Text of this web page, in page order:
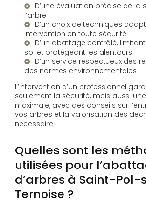
D’une évaluation précise de la
l’arbre
D’un choix de techniques
intervention en toute sécurité
D’un abattage contrôlé,
sol et protégeant les alentours
D’un service respectueux des
des normes environnementales
L’intervention d’un professionnel
seulement la sécurité, mais aussi
maximale, avec des conseils sur
vos arbres et la valorisation des
nécessaire.
Quelles sont les
utilisées pour
d’arbres à Saint-Pol-
Ternoise ?